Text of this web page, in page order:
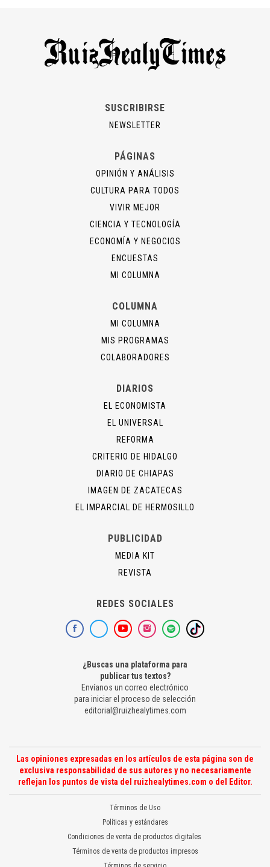
SUSCRIBIRSE
NEWSLETTER
PÁGINAS
OPINIÓN Y ANÁLISIS
CULTURA PARA TODOS
VIVIR MEJOR
CIENCIA Y TECNOLOGÍA
ECONOMÍA Y NEGOCIOS
ENCUESTAS
MI COLUMNA
COLUMNA
MI COLUMNA
MIS PROGRAMAS
COLABORADORES
DIARIOS
EL ECONOMISTA
EL UNIVERSAL
REFORMA
CRITERIO DE HIDALGO
DIARIO DE CHIAPAS
IMAGEN DE ZACATECAS
EL IMPARCIAL DE HERMOSILLO
PUBLICIDAD
MEDIA KIT
REVISTA
REDES SOCIALES
¿Buscas una plataforma para
publicar tus textos?
Envíanos un correo electrónico
para iniciar el proceso de selección
editorial@ruizhealytimes.com
Las opiniones expresadas en los artículos de esta página son de
exclusiva responsabilidad de sus autores y no necesariamente
reflejan los puntos de vista del ruizhealytimes.com o del Editor.
Términos de Uso
Políticas y estándares
Condiciones de venta de productos digitales
Términos de venta de productos impresos